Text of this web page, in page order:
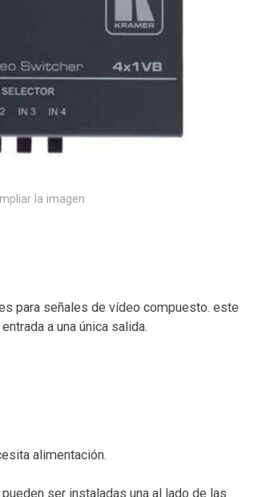
la imagen
para señales de vídeo compuesto. este
a una única salida.
alimentación.
ser instaladas una al lado de las